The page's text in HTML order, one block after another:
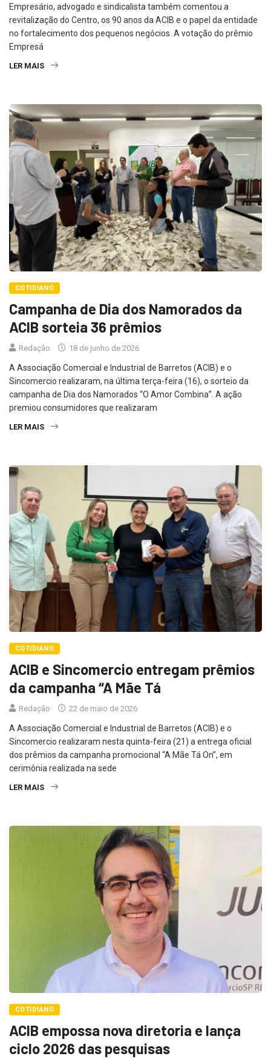
Empresário, advogado e sindicalista também comentou a
revitalização do Centro, os 90 anos da ACIB e o papel da entidade
no fortalecimento dos pequenos negócios. A votação do prêmio
Empresá
LER MAIS
COTIDIANO
Campanha de Dia dos Namorados da
ACIB sorteia 36 prêmios
Redação 18 de junho de 2026
A Associação Comercial e Industrial de Barretos (ACIB) e o
Sincomercio realizaram, na última terça-feira (16), o sorteio da
campanha de Dia dos Namorados “O Amor Combina”. A ação
premiou consumidores que realizaram
LER MAIS
COTIDIANO
ACIB e Sincomercio entregam prêmios
da campanha “A Mãe Tá
Redação 22 de maio de 2026
A Associação Comercial e Industrial de Barretos (ACIB) e o
Sincomercio realizaram nesta quinta-feira (21) a entrega oficial
dos prêmios da campanha promocional “A Mãe Tá On”, em
cerimônia realizada na sede
LER MAIS
COTIDIANO
ACIB empossa nova diretoria e lança
ciclo 2026 das pesquisas